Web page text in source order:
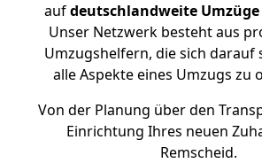
aufdeutschlandweite
Unser Netzwerk besteht aus
Umzugshelfern, die sich darauf
alle Aspekte eines Umzugs zu
Von der Planung über den
Einrichtung Ihres neuen
Remscheid.